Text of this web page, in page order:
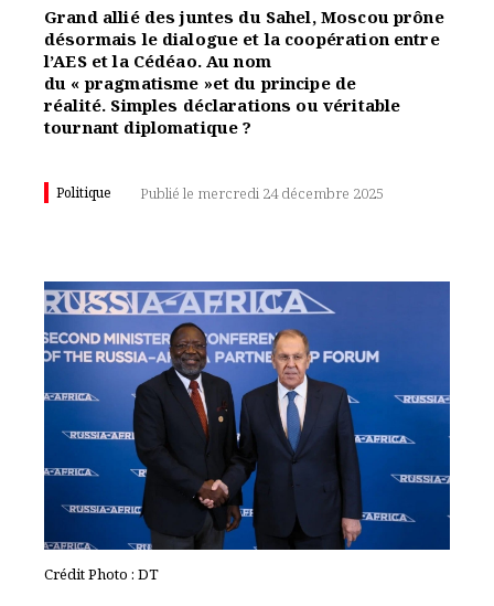
Grand allié des juntes du Sahel, Moscou prône
désormais le dialogue et la coopération entre
l’AES et la Cédéao. Au nom
du « pragmatisme »et du principe de
réalité. Simples déclarations ou véritable
tournant diplomatique ?
Politique Publié le mercredi 24 décembre 2025
Crédit Photo : DT